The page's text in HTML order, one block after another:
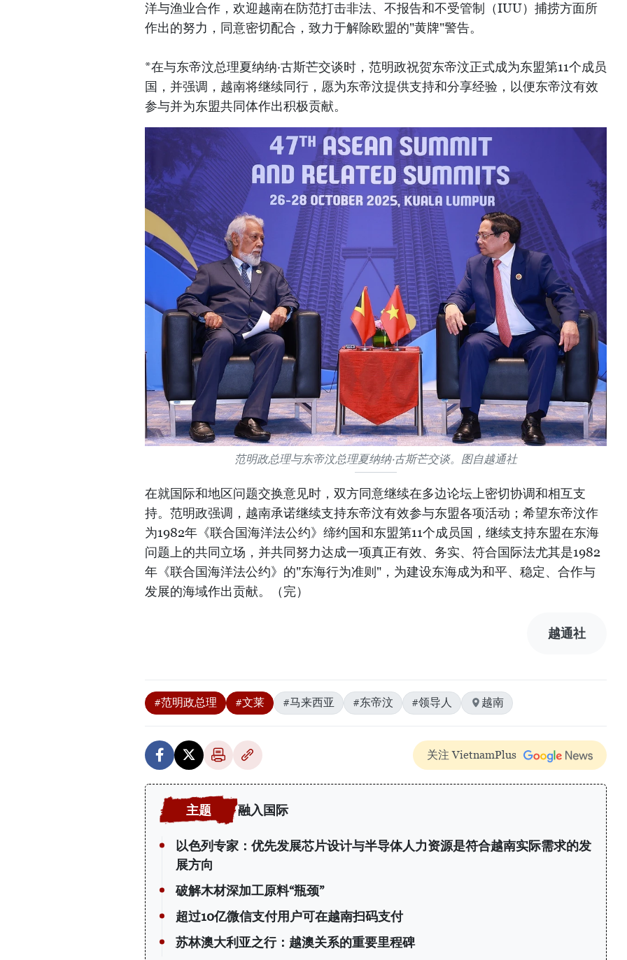
洋与渔业合作，欢迎越南在防范打击非法、不报告和不受管制（IUU）捕捞方面所
作出的努力，同意密切配合，致力于解除欧盟的"黄牌"警告。
*在与东帝汶总理夏纳纳·古斯芒交谈时，范明政祝贺东帝汶正式成为东盟第11个成员
国，并强调，越南将继续同行，愿为东帝汶提供支持和分享经验，以便东帝汶有效
参与并为东盟共同体作出积极贡献。
范明政总理与东帝汶总理夏纳纳·古斯芒交谈。图自越通社
在就国际和地区问题交换意见时，双方同意继续在多边论坛上密切协调和相互支
持。范明政强调，越南承诺继续支持东帝汶有效参与东盟各项活动；希望东帝汶作
为1982年《联合国海洋法公约》缔约国和东盟第11个成员国，继续支持东盟在东海
问题上的共同立场，并共同努力达成一项真正有效、务实、符合国际法尤其是1982
年《联合国海洋法公约》的"东海行为准则"，为建设东海成为和平、稳定、合作与
发展的海域作出贡献。（完）
越通社
#范明政总理 #文莱 #马来西亚 #东帝汶 #领导人 越南
关注 VietnamPlus
融入国际
以色列专家：优先发展芯片设计与半导体人力资源是符合越南实际需求的发
展方向
破解木材深加工原料“瓶颈”
超过10亿微信支付用户可在越南扫码支付
苏林澳大利亚之行：越澳关系的重要里程碑